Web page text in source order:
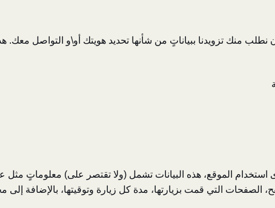
نطلب منك تزويدنا ببياناتٍ من شأنها تحديد هويتك أو\و التواصل معك.
الصفحات التي قمت بزيارتها، مدة كل زيارة وتوقيتها، بالإضافة